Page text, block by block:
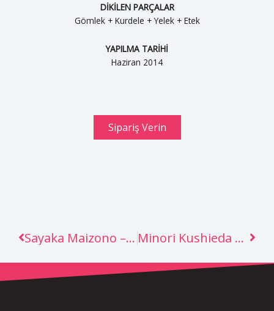
DİKİLEN PARÇALAR
Gömlek + Kurdele + Yelek + Etek
YAPILMA TARİHİ
Haziran 2014
Sipariş Verin
Prev Sayaka Maizono – Danganronpa Minori Kushieda – Toradora